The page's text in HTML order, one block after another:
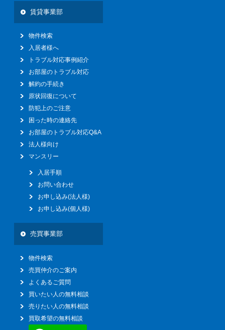
賃貸事業部
物件検索
入居者様へ
トラブル対応事例紹介
お部屋のトラブル対応
解約の手続き
原状回復について
防犯上のご注意
困った時の連絡先
お部屋のトラブル対応Q&A
法人様向け
マンスリー
入居手順
お問い合わせ
お申し込み(法人様)
お申し込み(個人様)
売買事業部
物件検索
売買仲介のご案内
よくあるご質問
買いたい人の無料相談
売りたい人の無料相談
買取希望の無料相談